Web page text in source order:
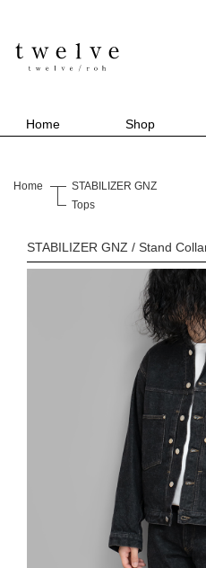
Home Shop
Home
STABILIZER GNZ
Tops
STABILIZER GNZ / Stand